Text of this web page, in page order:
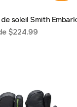
soleil Smith Embark
$224.99